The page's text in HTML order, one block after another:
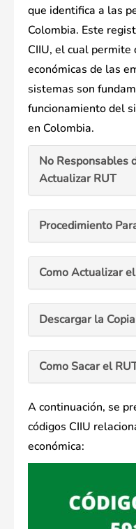
que identifica a las
Colombia. Este
CIIU, el cual
económicas de las
sistemas son
funcionamiento del
en Colombia.
No Responsables
Actualizar RUT
Procedimiento
Como Actualizar
Descargar la
Como Sacar el
A continuación, se
códigos CIIU
económica: